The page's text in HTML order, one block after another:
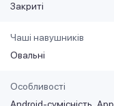
Закриті
Чаші навушників
Овальні
Особливості